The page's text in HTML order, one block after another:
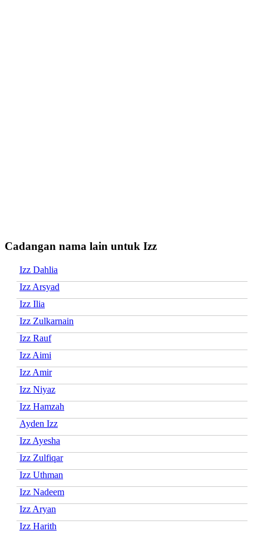
Cadangan nama lain untuk Izz
Izz Dahlia
Izz Arsyad
Izz Ilia
Izz Zulkarnain
Izz Rauf
Izz Aimi
Izz Amir
Izz Niyaz
Izz Hamzah
Ayden Izz
Izz Ayesha
Izz Zulfiqar
Izz Uthman
Izz Nadeem
Izz Aryan
Izz Harith